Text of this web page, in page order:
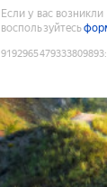
Если у вас
воспользуйтесь
9192965479333809893: